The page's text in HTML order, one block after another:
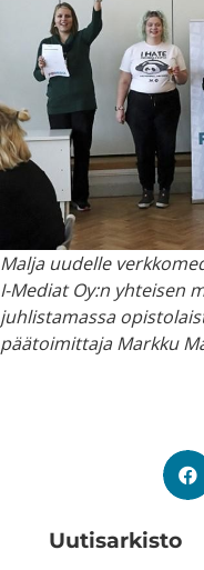
Uutis­arkisto
Malja uudelle
I-Mediat Oy:n yhteisen
juhlistamassa
päätoimittaja Markku